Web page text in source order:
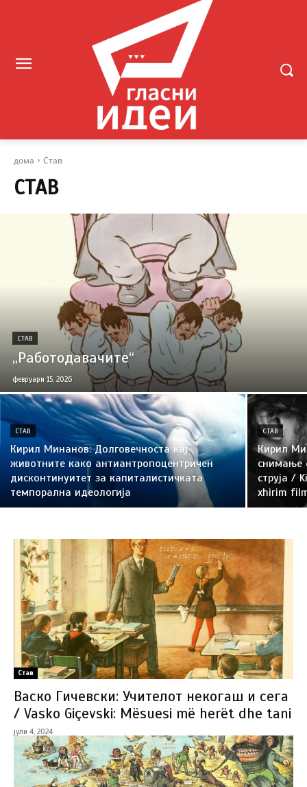
дома Став
СТАВ
СТАВ
„Работодавачите“
февруари 15, 2026
СТАВ
Кирил Минанов: Долговечноста кај
животните како антиантропоцентричен
дисконтинуитет за капиталистичката
темпорална идеологија
СТАВ
Кирил
снимање
струја /
xhirim
Став
Васко Гичевски: Учителот некогаш и сега
/ Vasko Giçevski: Mësuesi më herët dhe tani
јули 4, 2024